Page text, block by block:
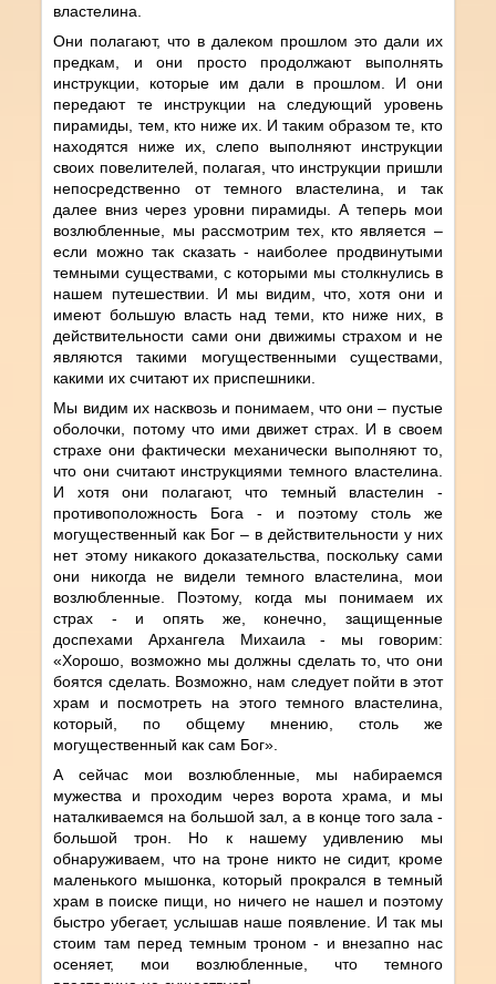
властелина.
Они полагают, что в далеком прошлом это дали их
предкам, и они просто продолжают выполнять
инструкции, которые им дали в прошлом. И они
передают те инструкции на следующий уровень
пирамиды, тем, кто ниже их. И таким образом те, кто
находятся ниже их, слепо выполняют инструкции
своих повелителей, полагая, что инструкции пришли
непосредственно от темного властелина, и так
далее вниз через уровни пирамиды. А теперь мои
возлюбленные, мы рассмотрим тех, кто является –
если можно так сказать - наиболее продвинутыми
темными существами, с которыми мы столкнулись в
нашем путешествии. И мы видим, что, хотя они и
имеют большую власть над теми, кто ниже них, в
действительности сами они движимы страхом и не
являются такими могущественными существами,
какими их считают их приспешники.
Мы видим их насквозь и понимаем, что они – пустые
оболочки, потому что ими движет страх. И в своем
страхе они фактически механически выполняют то,
что они считают инструкциями темного властелина.
И хотя они полагают, что темный властелин -
противоположность Бога - и поэтому столь же
могущественный как Бог – в действительности у них
нет этому никакого доказательства, поскольку сами
они никогда не видели темного властелина, мои
возлюбленные. Поэтому, когда мы понимаем их
страх - и опять же, конечно, защищенные
доспехами Архангела Михаила - мы говорим:
«Хорошо, возможно мы должны сделать то, что они
боятся сделать. Возможно, нам следует пойти в этот
храм и посмотреть на этого темного властелина,
который, по общему мнению, столь же
могущественный как сам Бог».
А сейчас мои возлюбленные, мы набираемся
мужества и проходим через ворота храма, и мы
наталкиваемся на большой зал, а в конце того зала -
большой трон. Но к нашему удивлению мы
обнаруживаем, что на троне никто не сидит, кроме
маленького мышонка, который прокрался в темный
храм в поиске пищи, но ничего не нашел и поэтому
быстро убегает, услышав наше появление. И так мы
стоим там перед темным троном - и внезапно нас
осеняет, мои возлюбленные, что темного